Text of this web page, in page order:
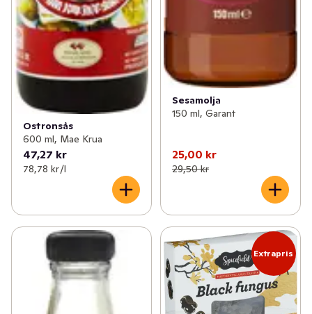
Ostronsås
600 ml, Mae Krua
47,27 kr
78,78 kr /l
Sesamolja
150 ml, Garant
25,00 kr
29,50 kr
Extrapris